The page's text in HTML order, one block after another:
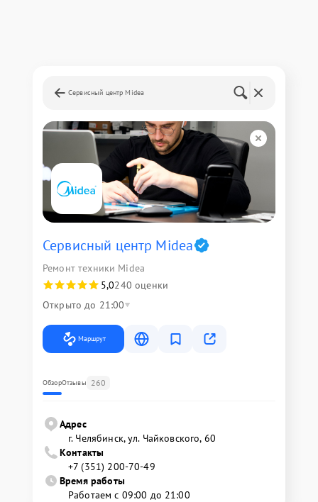
Сервисный центр Midea
Сервисный центр Midea
Ремонт техники Midea
5,0240 оценки
Открыто до 21:00
Маршрут
ОбзорОтзывы 260
Адрес
г. Челябинск, ул. Чайковского, 60
Контакты
+7 (351) 200-70-49
Время работы
Работаем с 09:00 до 21:00